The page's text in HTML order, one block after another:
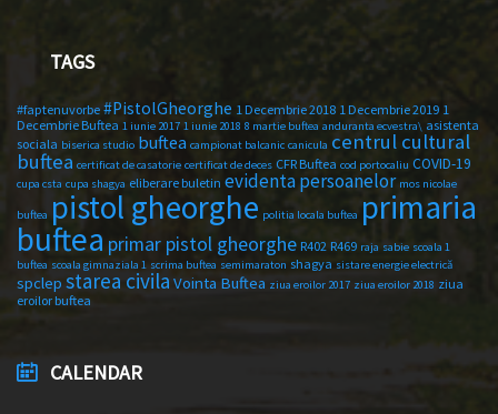
TAGS
#faptenuvorbe #PistolGheorghe 1 Decembrie 2018 1 Decembrie 2019 1
Decembrie Buftea 1 iunie 2017 1 iunie 2018 8 martie buftea anduranta ecvestra\ asistenta
sociala biserica studio buftea campionat balcanic canicula centrul cultural
buftea certificat de casatorie certificat de deces CFR Buftea cod portocaliu COVID-19
cupa csta cupa shagya eliberare buletin evidenta persoanelor mos nicolae
buftea pistol gheorghe politia locala buftea primaria
buftea primar pistol gheorghe R402 R469 raja sabie scoala 1
buftea scoala gimnaziala 1 scrima buftea semimaraton shagya sistare energie electrică
spclep starea civila Vointa Buftea ziua eroilor 2017 ziua eroilor 2018 ziua
eroilor buftea
CALENDAR